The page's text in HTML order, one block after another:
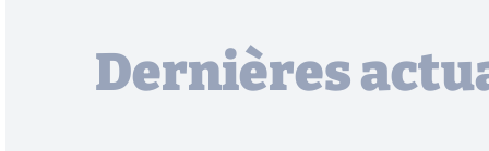
Dernières